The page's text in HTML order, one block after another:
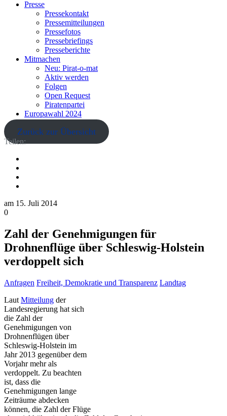
Presse
Pressekontakt
Pressemitteilungen
Pressefotos
Pressebriefings
Presseberichte
Mitmachen
Neu: Pirat-o-mat
Aktiv werden
Folgen
Open Request
Piratenpartei
Europawahl 2024
Zurück zur Übersicht
Teilen:
am 15. Juli 2014
0
Zahl der Genehmigungen für
Drohnenflüge über Schleswig-Holstein
verdoppelt sich
Anfragen Freiheit, Demokratie und Transparenz Landtag
Laut Mitteilung der
Landesregierung hat sich
die Zahl der
Genehmigungen von
Drohnenflügen über
Schleswig-Holstein im
Jahr 2013 gegenüber dem
Vorjahr mehr als
verdoppelt. Zu beachten
ist, dass die
Genehmigungen lange
Zeiträume abdecken
können, die Zahl der Flüge